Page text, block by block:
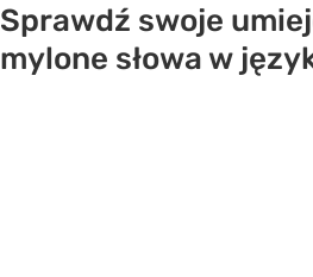
Sprawdź swoje
mylone słowa w